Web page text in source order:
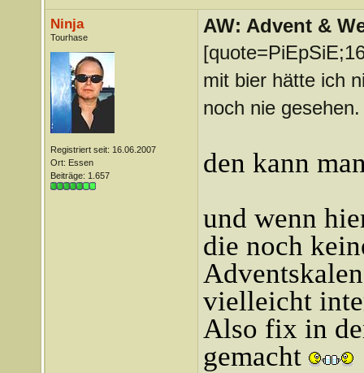
Ninja
Tourhase
Registriert seit: 16.06.2007
Ort: Essen
Beiträge: 1.657
AW: Advent &
mit bier hätte ich
noch nie gesehen.
den kann
und wenn
die noch
vielleicht
Also fix in
gemacht